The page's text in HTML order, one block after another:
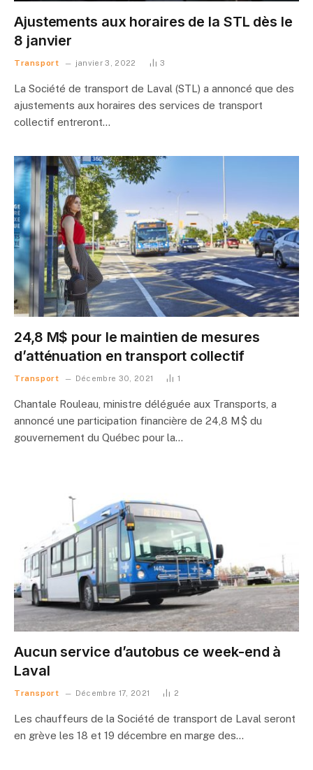
Ajustements aux horaires de la STL dès le
8 janvier
Transport janvier 3, 2022 3
La Société de transport de Laval (STL) a annoncé que des
ajustements aux horaires des services de transport
collectif entreront…
24,8 M$ pour le maintien de mesures
d’atténuation en transport collectif
Transport Décembre 30, 2021 1
Chantale Rouleau, ministre déléguée aux Transports, a
annoncé une participation financière de 24,8 M$ du
gouvernement du Québec pour la…
Aucun service d’autobus ce week-end à
Laval
Transport Décembre 17, 2021 2
Les chauffeurs de la Société de transport de Laval seront
en grève les 18 et 19 décembre en marge des…